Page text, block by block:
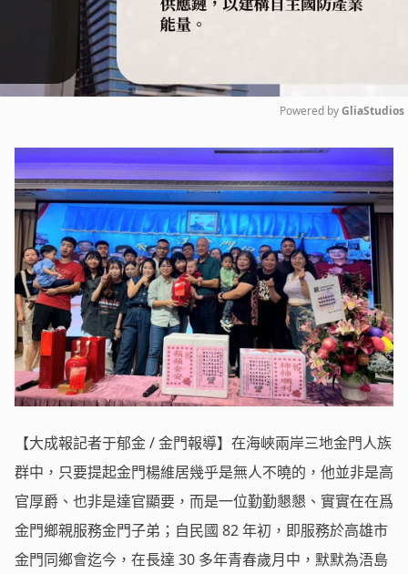
Mute
Powered by GliaStudios
【大成報記者于郁金 / 金門報導】在海峽兩岸三地金門人族
群中，只要提起金門楊維居幾乎是無人不曉的，他並非是高
官厚爵、也非是達官顯要，而是一位勤勤懇懇、實實在在爲
金門鄉親服務金門子弟；自民國 82 年初，即服務於高雄市
金門同鄉會迄今，在長達 30 多年青春歲月中，默默為浯島